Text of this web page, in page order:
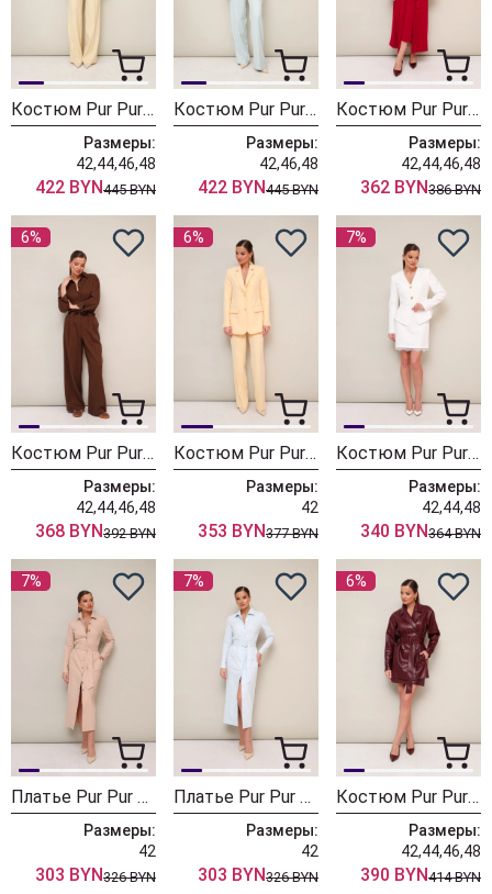
Костюм Pur Pur 11-307-10
Размеры:
42,44,46,48
422 BYN445 BYN
Костюм Pur Pur 11-307-9
Размеры:
42,46,48
422 BYN445 BYN
Костюм Pur Pur 11-324-2
Размеры:
42,44,46,48
362 BYN386 BYN
6%
Костюм Pur Pur 11-467
Размеры:
42,44,46,48
368 BYN392 BYN
6%
Костюм Pur Pur 11-477
Размеры:
42
353 BYN377 BYN
7%
Костюм Pur Pur 11-462-2
Размеры:
42,44,48
340 BYN364 BYN
7%
Платье Pur Pur 11-471-1
Размеры:
42
303 BYN326 BYN
7%
Платье Pur Pur 11-471
Размеры:
42
303 BYN326 BYN
6%
Костюм Pur Pur 11-472
Размеры:
42,44,46,48
390 BYN414 BYN